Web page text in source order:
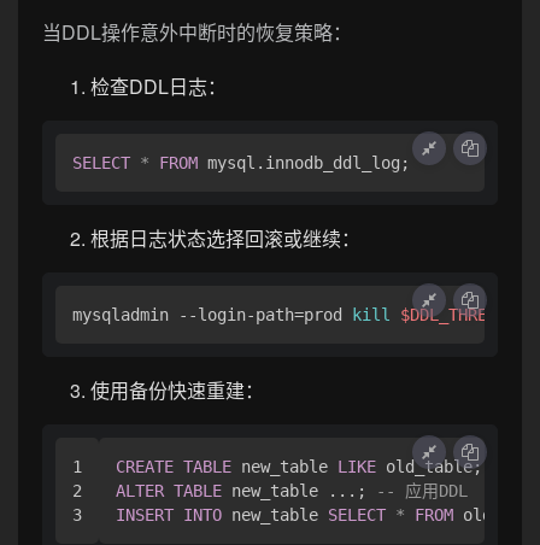
当DDL操作意外中断时的恢复策略：
检查DDL日志：
SELECT * FROM
根据日志状态选择回滚或继续：
mysqladmin --login-path=prod kill $DDL_THREAD_ID
使用备份快速重建：
1
2
CREATE TABLE new_table LIKE
ALTER TABLE new_table ...;
-- 应用DDL
INSERT INTO new_table SELECT * FROM